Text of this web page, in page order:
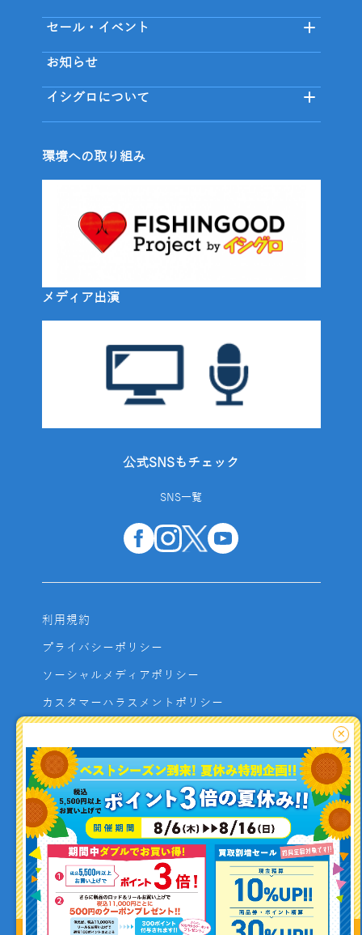
釣り情報を
投稿する
セール・イベント
お知らせ
イシグロについて
環境への取り組み
メディア出演
公式SNSもチェック
SNS一覧
利用規約
プライバシーポリシー
ソーシャルメディアポリシー
カスタマーハラスメントポリシー
よくあるご質問
お問い合わせ
利用者資金の保全方法
×